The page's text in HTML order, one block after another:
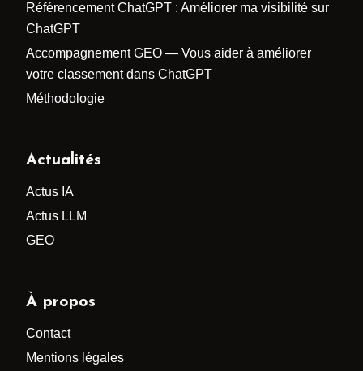
Référencement ChatGPT : Améliorer ma visibilité sur
ChatGPT
Accompagnement GEO — Vous aider à améliorer
votre classement dans ChatGPT
Méthodologie
Actualités
Actus IA
Actus LLM
GEO
À propos
Contact
Mentions légales